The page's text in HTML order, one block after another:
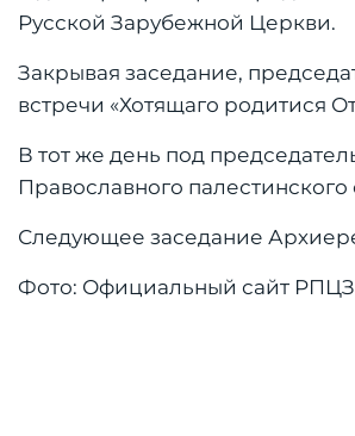
Русской Зарубежной Церкви.
Закрывая заседание,
встречи «Хотящаго родитися
В тот же день под
Православного палестинского
Следующее заседание
Фото: Официальный сайт РПЦЗ